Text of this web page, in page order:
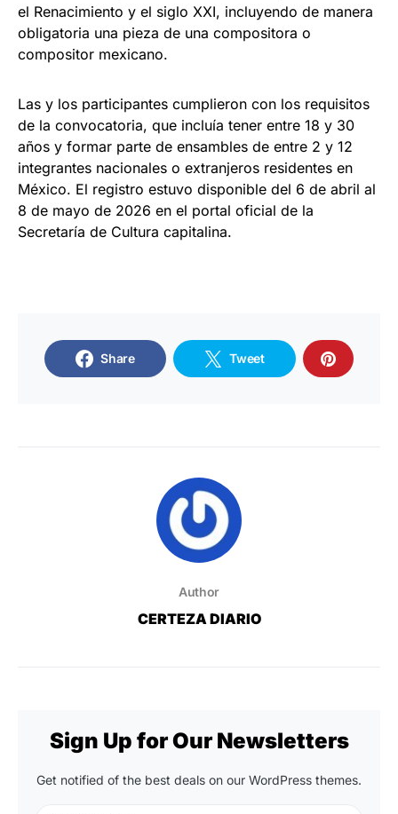
el Renacimiento y el siglo XXI, incluyendo de manera
obligatoria una pieza de una compositora o
compositor mexicano.
Las y los participantes cumplieron con los requisitos
de la convocatoria, que incluía tener entre 18 y 30
años y formar parte de ensambles de entre 2 y 12
integrantes nacionales o extranjeros residentes en
México. El registro estuvo disponible del 6 de abril al
8 de mayo de 2026 en el portal oficial de la
Secretaría de Cultura capitalina.
Share Tweet
Author
CERTEZA DIARIO
Sign Up for Our Newsletters
Get notified of the best deals on our WordPress themes.